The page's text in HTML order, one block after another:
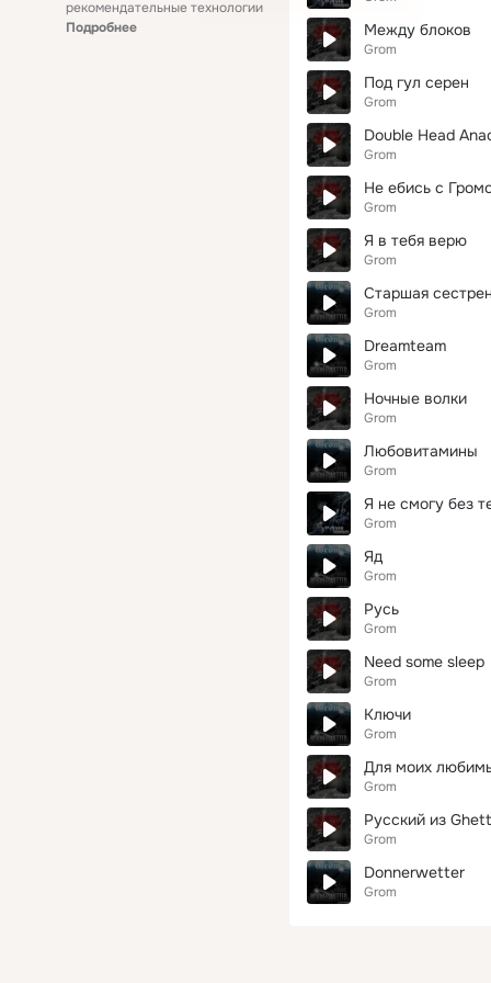
рекомендательные технологии
Подробнее
Между блоков
Grom
Под гул серен
Grom
Double Head
Grom
Не ебись с
Grom
Я в тебя верю
Grom
Старшая
Grom
Dreamteam
Grom
Ночные волки
Grom
Любовитамины
Grom
Я не смогу без
Grom
Яд
Grom
Русь
Grom
Need some sleep
Grom
Ключи
Grom
Для моих
Grom
Русский из
Grom
Donnerwetter
Grom